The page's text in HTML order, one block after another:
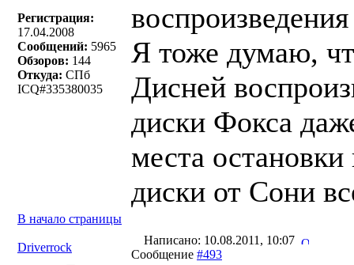
Регистрация:
17.04.2008
Сообщений: 5965
Обзоров: 144
Откуда: СПб
ICQ#335380035
Я тоже думаю,
Дисней
диски Фокса
места остановки
диски от Сони
В начало страницы
Driverrock
Написано: 10.08.2011, 10:07
Сообщение #493